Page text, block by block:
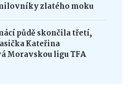
zlatého moku
půdě skončila třetí,
Kateřina
Moravskou ligu TFA